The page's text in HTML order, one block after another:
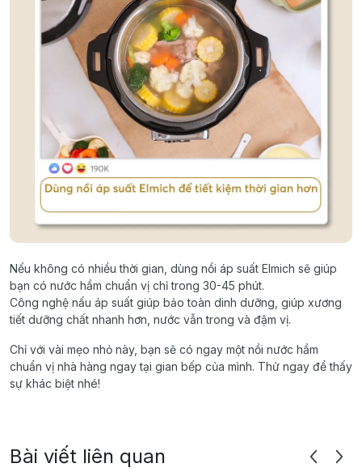
Nếu không có nhiều thời gian, dùng nồi áp suất Elmich sẽ giúp
bạn có nước hầm chuẩn vị chỉ trong 30-45 phút.
Công nghệ nấu áp suất giúp bảo toàn dinh dưỡng, giúp xương
tiết dưỡng chất nhanh hơn, nước vẫn trong và đậm vị.
Chỉ với vài mẹo nhỏ này, bạn sẽ có ngay một nồi nước hầm
chuẩn vị nhà hàng ngay tại gian bếp của mình. Thử ngay để thấy
sự khác biệt nhé!
Bài viết liên quan